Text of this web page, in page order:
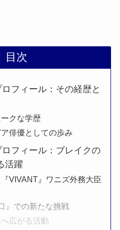
目次
フィール：その経歴と
クな学歴
俳優としての歩み
フィール：ブレイクの
活躍
VIVANT』ワニズ外務大臣
』での新たな挑戦
広がる活動